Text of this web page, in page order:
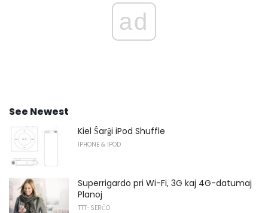
ad
See Newest
Kiel Ŝarĝi iPod Shuffle
IPHONE & IPOD
Superrigardo pri Wi-Fi, 3G kaj 4G-datumaj
Planoj
TTT-SERĈO